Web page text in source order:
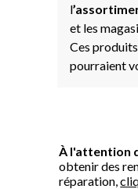
l
et les
Ces
pourraient
À l'attention
obtenir des
réparation,